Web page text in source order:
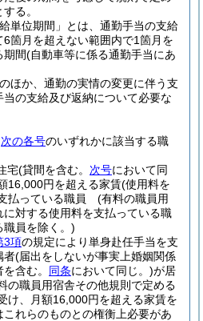
る。
単位期間」とは、通勤手当の支給
箇月を超えない範囲内で1箇月を
期間(自動車等に係る通勤手当にあ
ほか、通勤の実情の変更に伴う支
の支給及び返納について必要な
次の各号のいずれかに該当する職
宅(貸間を含む。 次号において同
16,000円を超える家賃(使用料を
払っている職員 (有料の職員用
対する使用料を支払っている職
職員を除く。)
3項の規定により単身赴任手当を支
者(届出をしないが事実上婚姻関係
含む。 同条において同じ。)が居
の職員用宿舎その他規則で定める
け、月額16,000円を超える家賃を
れらのものとの権衡上必要があ